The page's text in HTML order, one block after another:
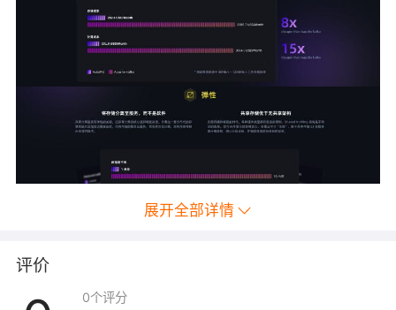
展开全部详情
评价
0个评分